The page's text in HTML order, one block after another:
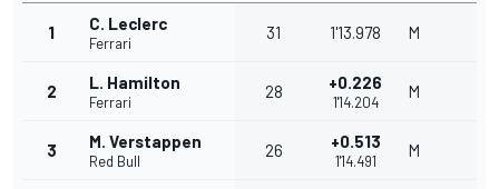
1 C. Leclerc
Ferrari
31 1'13.978 M
2 L. Hamilton
Ferrari
28 +0.226
1'14.204
M
3 M. Verstappen
Red Bull
26 +0.513
1'14.491
M